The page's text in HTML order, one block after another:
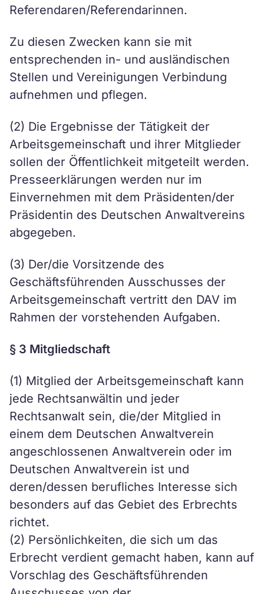
Referendaren/Referendarinnen.
Zu diesen Zwecken kann sie mit
entsprechenden in- und ausländischen
Stellen und Vereinigungen Verbindung
aufnehmen und pflegen.
(2) Die Ergebnisse der Tätigkeit der
Arbeitsgemeinschaft und ihrer Mitglieder
sollen der Öffentlichkeit mitgeteilt werden.
Presseerklärungen werden nur im
Einvernehmen mit dem Präsidenten/der
Präsidentin des Deutschen Anwaltvereins
abgegeben.
(3) Der/die Vorsitzende des
Geschäftsführenden Ausschusses der
Arbeitsgemeinschaft vertritt den DAV im
Rahmen der vorstehenden Aufgaben.
§ 3 Mitgliedschaft
(1) Mitglied der Arbeitsgemeinschaft kann
jede Rechtsanwältin und jeder
Rechtsanwalt sein, die/der Mitglied in
einem dem Deutschen Anwaltverein
angeschlossenen Anwaltverein oder im
Deutschen Anwaltverein ist und
deren/dessen berufliches Interesse sich
besonders auf das Gebiet des Erbrechts
richtet.
(2) Persönlichkeiten, die sich um das
Erbrecht verdient gemacht haben, kann auf
Vorschlag des Geschäftsführenden